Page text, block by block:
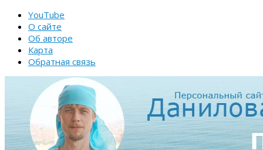
YouTube
О сайте
Об авторе
Карта
Обратная связь